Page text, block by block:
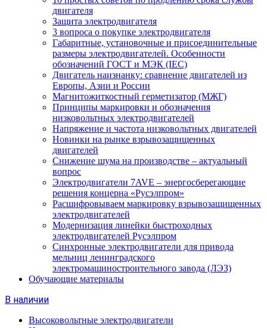
двигателя
Защита электродвигателя
3 вопроса о покупке электродвигателя
Габаритные, установочные и присоединительные
размеры электродвигателей. Особенности
обозначений ГОСТ и МЭК (IEC)
Двигатель наизнанку: сравнение двигателей из
Европы, Азии и России
Магнитожиткостный герметизатор (МЖГ)
Принципы маркировки и обозначения
низковольтных электродвигателей
Напряжение и частота низковольтных двигателей
Новинки на рынке взрывозащищенных
двигателей
Снижение шума на производстве – актуальный
вопрос
Электродвигатели 7AVE – энергосберегающие
решения концерна «Русэлпром»
Расшифровываем маркировку взрывозащищенных
электродвигателей
Модернизация линейки быстроходных
электродвигателей Русэлпром
Синхронные электродвигатели для привода
мельниц ленинградского
электромашиностроительного завода (ЛЭЗ)
Обучающие материалы
В наличии
Высоковольтные электродвигатели